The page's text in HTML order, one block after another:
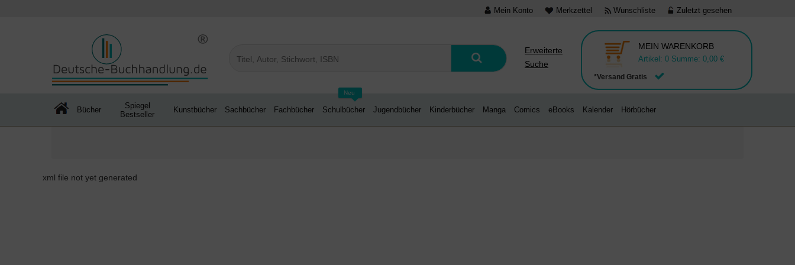
Mein Konto Merkzettel Wunschliste Zuletzt gesehen
Erweiterte
Suche
*Versand Gratis
MEIN WARENKORB
Artikel: 0 Summe: 0,00 €
Bücher
Spiegel
Bestseller
Kunstbücher Sachbücher Fachbücher
Neu
Schulbücher Jugendbücher Kinderbücher Manga Comics eBooks Kalender Hörbücher
xml file not yet generated